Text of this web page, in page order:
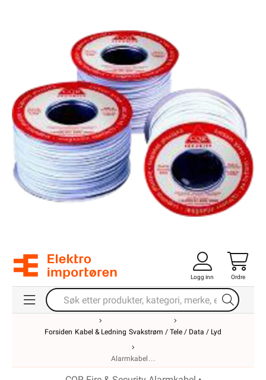
Logg inn Ordre
Forsiden Kabel & Ledning Svakstrøm / Tele / Data / Lyd
Alarmkabel